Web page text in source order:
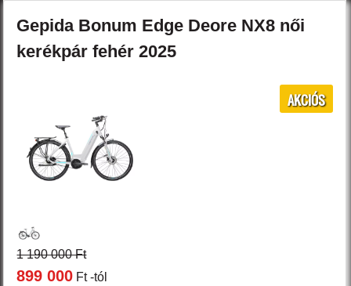
Gepida Bonum Edge Deore NX8 női
kerékpárfehér2025
AKCIÓS
1 190 000 Ft
899 000 Ft -tól